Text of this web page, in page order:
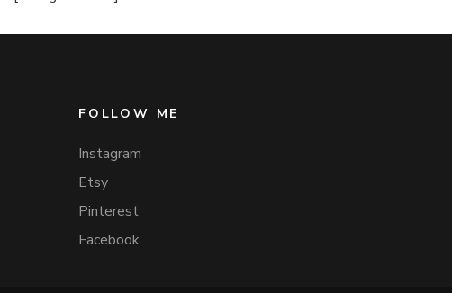
FOLLOW ME
Instagram
Etsy
Pinterest
Facebook